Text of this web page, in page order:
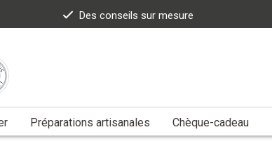
Des conseils sur mesure
Préparations artisanales Chèque-cadeau